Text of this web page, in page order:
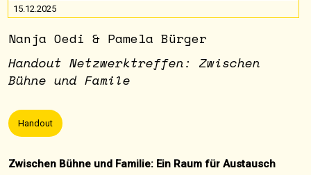
15.12.2025
Nanja Oedi & Pamela Bürger
Handout Netzwerktreffen: Zwischen
Bühne und Famile
Handout
Zwischen Bühne und Familie: Ein Raum für Austausch